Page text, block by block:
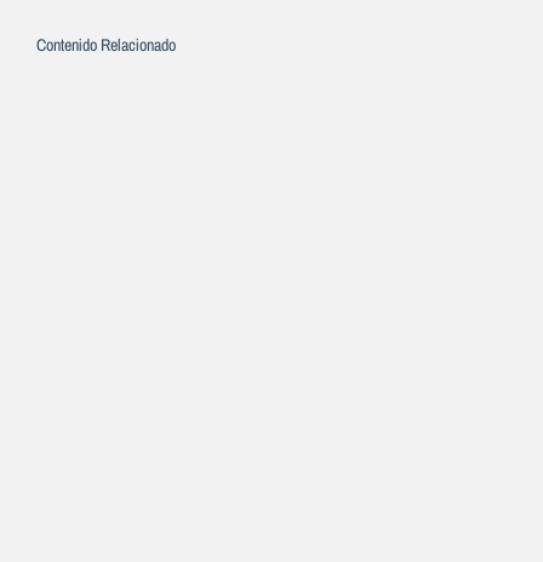
Contenido Relacionado